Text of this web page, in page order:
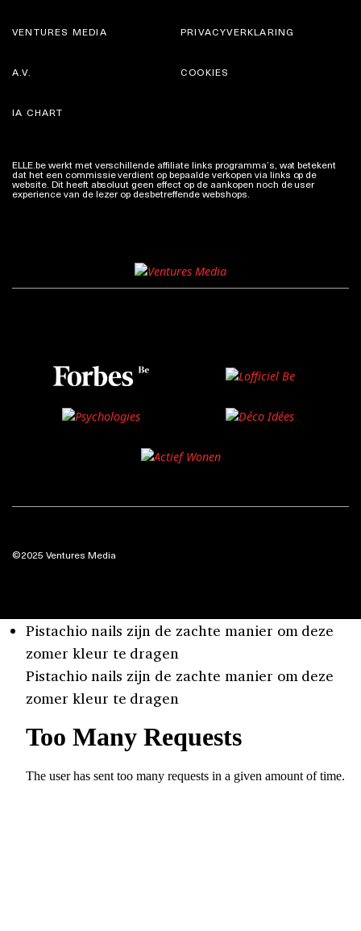
VENTURES MEDIA PRIVACYVERKLARING
A.V.
IA CHART
COOKIES
ELLE.be werkt met verschillende affiliate links programma’s, wat betekent
dat het een commissie verdient op bepaalde verkopen via links op de
website. Dit heeft absoluut geen effect op de aankopen noch de user
experience van de lezer op desbetreffende webshops.
©2025 Ventures Media
Pistachio nails zijn de zachte manier om deze
zomer kleur te dragen
Pistachio nails zijn de zachte manier om deze
zomer kleur te dragen